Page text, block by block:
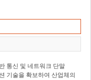
통신 및 네트워크 단말
기술을 확보하여 산업체의